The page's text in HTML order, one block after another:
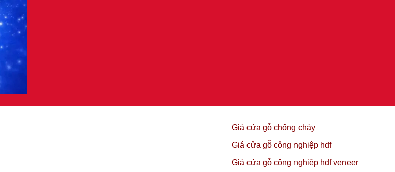
Giá cửa gỗ chống cháy
Giá cửa gỗ công nghiệp hdf
Giá cửa gỗ công nghiệp hdf veneer